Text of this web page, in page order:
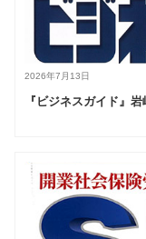
2026年7月13日
『ビジネスガイド』